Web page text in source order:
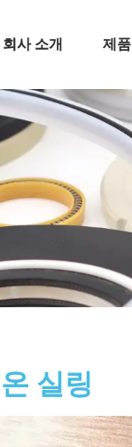
회사 소개 제품
실링